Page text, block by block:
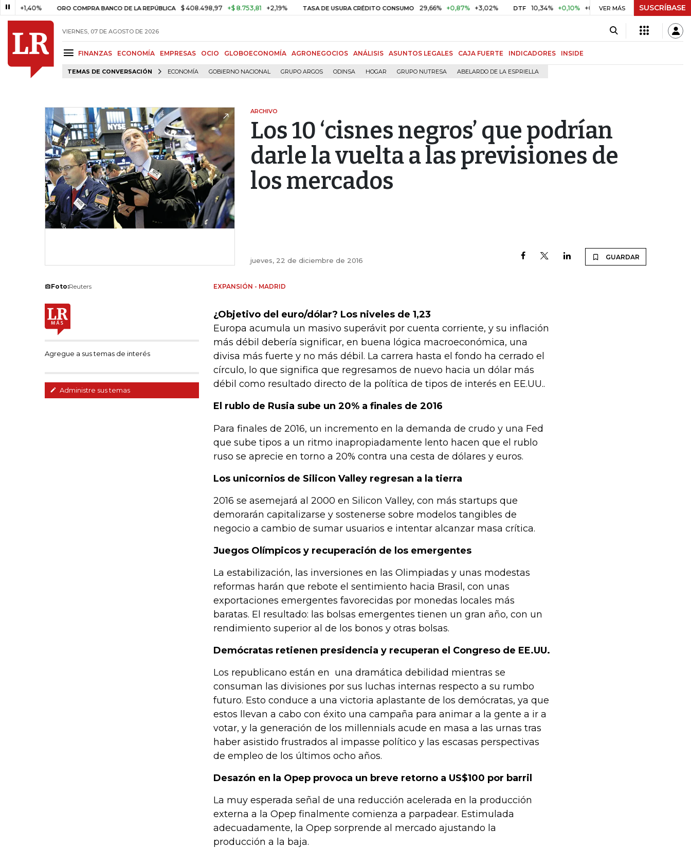
ORO COMPRA BANCO DE LA REPÚBLICA $ 408.498,97 +$ 8.753,81 +2,19% TASA DE USURA CRÉDITO CONSUMO 29,66% +0,87% +3,02% DTF 10,34% +0,10% +0,98% UVR $ 416,91 +$ 0,05
VER MÁS SUSCRÍBASE
VIERNES, 07 DE AGOSTO DE 2026
FINANZAS ECONOMÍA EMPRESAS OCIO GLOBOECONOMÍA AGRONEGOCIOS ANÁLISIS ASUNTOS LEGALES CAJA FUERTE INDICADORES INSIDE
TEMAS DE CONVERSACIÓN ECONOMÍA GOBIERNO NACIONAL GRUPO ARGOS ODINSA HOGAR GRUPO NUTRESA ABELARDO DE LA ESPRIELLA
ARCHIVO
Los 10 ‘cisnes negros’ que podrían
darle la vuelta a las previsiones de
los mercados
jueves, 22 de diciembre de 2016 GUARDAR
Foto:Reuters
Agregue a sus temas de interés
Administre sus temas
EXPANSIÓN - MADRID
¿Objetivo del euro/dólar? Los niveles de 1,23
Europa acumula un masivo superávit por cuenta corriente, y su inflación
más débil debería significar, en buena lógica macroeconómica, una
divisa más fuerte y no más débil. La carrera hasta el fondo ha cerrado el
círculo, lo que significa que regresamos de nuevo hacia un dólar más
débil como resultado directo de la política de tipos de interés en EE.UU..
El rublo de Rusia sube un 20% a finales de 2016
Para finales de 2016, un incremento en la demanda de crudo y una Fed
que sube tipos a un ritmo inapropiadamente lento hacen que el rublo
ruso se aprecie en torno a 20% contra una cesta de dólares y euros.
Los unicornios de Silicon Valley regresan a la tierra
2016 se asemejará al 2000 en Silicon Valley, con más startups que
demorarán capitalizarse y sostenerse sobre modelos tangibles de
negocio a cambio de sumar usuarios e intentar alcanzar masa crítica.
Juegos Olímpicos y recuperación de los emergentes
La estabilización, las inversiones en las Olimpiadas y unas modestas
reformas harán que rebote el sentimiento hacia Brasil, con unas
exportaciones emergentes favorecidas por monedas locales más
baratas. El resultado: las bolsas emergentes tienen un gran año, con un
rendimiento superior al de los bonos y otras bolsas.
Demócratas retienen presidencia y recuperan el Congreso de EE.UU.
Los republicano están en una dramática debilidad mientras se
consuman las divisiones por sus luchas internas respecto a su rumbo
futuro. Esto conduce a una victoria aplastante de los demócratas, ya que
estos llevan a cabo con éxito una campaña para animar a la gente a ir a
votar, y la generación de los millennials acude en masa a las urnas tras
haber asistido frustrados al impasse político y las escasas perspectivas
de empleo de los últimos ocho años.
Desazón en la Opep provoca un breve retorno a US$100 por barril
La muy esperada señal de una reducción acelerada en la producción
externa a la Opep finalmente comienza a parpadear. Estimulada
adecuadamente, la Opep sorprende al mercado ajustando la
producción a la baja.